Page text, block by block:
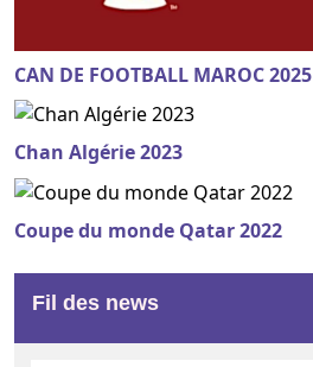
CAN DE FOOTBALL MAROC 2025
Chan Algérie 2023
Coupe du monde Qatar 2022
Fil des news